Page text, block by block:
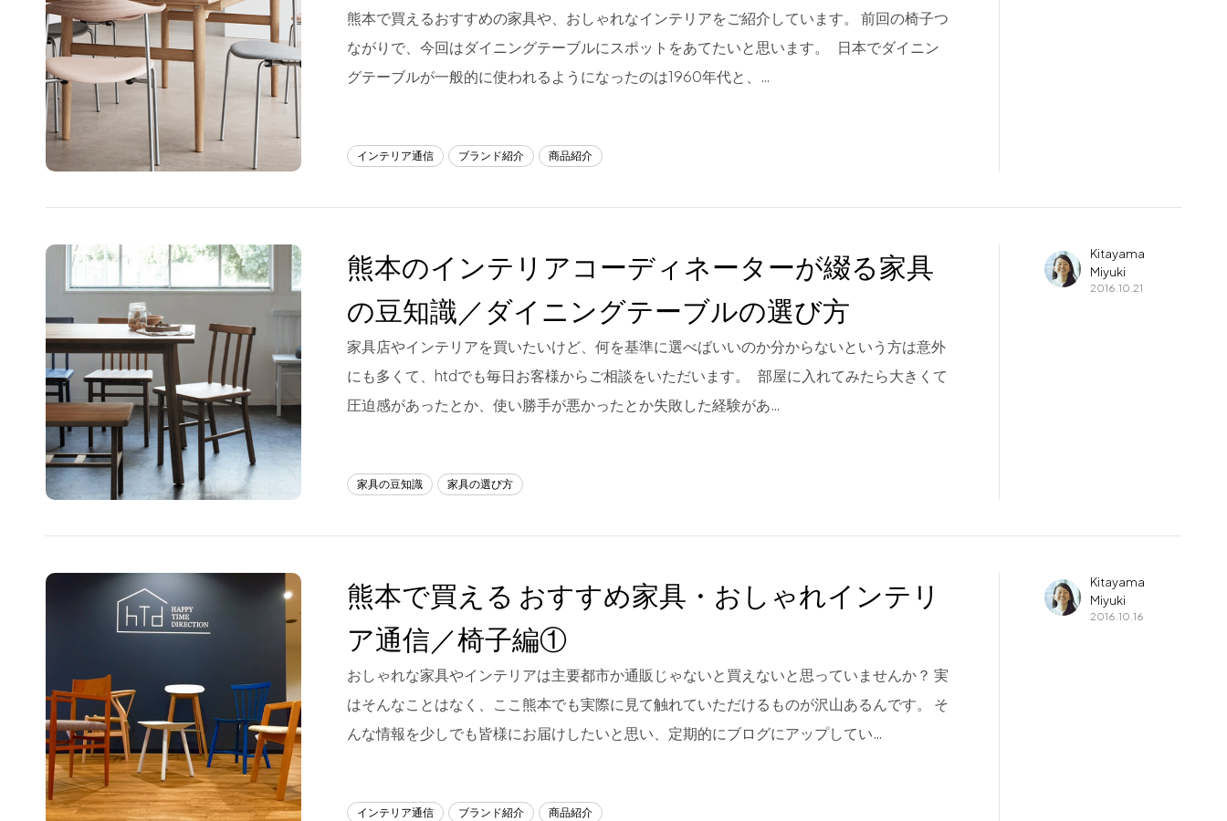
熊本で買えるおすすめの家具や、おしゃれなインテリアをご紹介しています。 前回の椅子つ
ながりで、今回はダイニングテーブルにスポットをあてたいと思います。 日本でダイニン
グテーブルが一般的に使われるようになったのは1960年代と、…
インテリア通信 ブランド紹介 商品紹介
熊本のインテリアコーディネーターが綴る家具
の豆知識／ダイニングテーブルの選び方
家具店やインテリアを買いたいけど、何を基準に選べばいいのか分からないという方は意外
にも多くて、htdでも毎日お客様からご相談をいただいます。 部屋に入れてみたら大きくて
圧迫感があったとか、使い勝手が悪かったとか失敗した経験があ…
家具の豆知識 家具の選び方
Kitayama
Miyuki
2016.10.21
熊本で買える おすすめ家具・おしゃれインテリ
ア通信／椅子編①
おしゃれな家具やインテリアは主要都市か通販じゃないと買えないと思っていませんか？ 実
はそんなことはなく、ここ熊本でも実際に見て触れていただけるものが沢山あるんです。 そ
んな情報を少しでも皆様にお届けしたいと思い、定期的にブログにアップしてい…
インテリア通信 ブランド紹介 商品紹介
Kitayama
Miyuki
2016.10.16